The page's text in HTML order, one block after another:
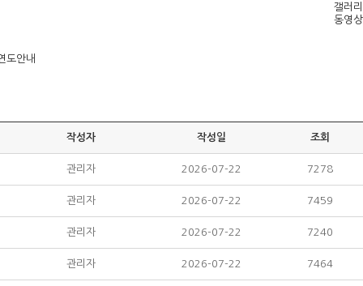
갤러리
동영상
도안내
작성자 작성일 조회
관리자 2026-07-22 7278
관리자 2026-07-22 7459
관리자 2026-07-22 7240
관리자 2026-07-22 7464